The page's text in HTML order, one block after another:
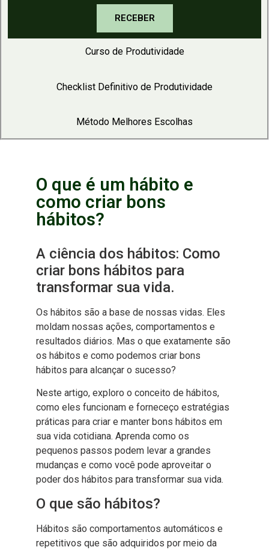
RECEBER
Curso de Produtividade
Checklist Definitivo de Produtividade
Método Melhores Escolhas
O que é um hábito e
como criar bons
hábitos?
A ciência dos hábitos: Como
criar bons hábitos para
transformar sua vida.
Os hábitos são a base de nossas vidas. Eles
moldam nossas ações, comportamentos e
resultados diários. Mas o que exatamente são
os hábitos e como podemos criar bons
hábitos para alcançar o sucesso?
Neste artigo, exploro o conceito de hábitos,
como eles funcionam e forneceço estratégias
práticas para criar e manter bons hábitos em
sua vida cotidiana. Aprenda como os
pequenos passos podem levar a grandes
mudanças e como você pode aproveitar o
poder dos hábitos para transformar sua vida.
O que são hábitos?
Hábitos são comportamentos automáticos e
repetitivos que são adquiridos por meio da